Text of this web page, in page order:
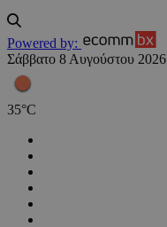
Powered by:
Σάββατο 8 Αυγούστου 2026
35°C